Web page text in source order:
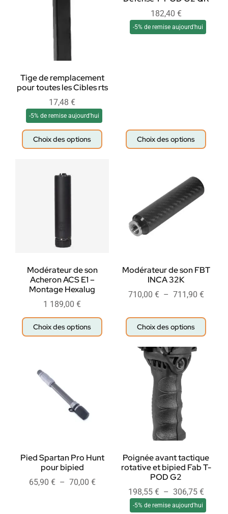
Tige de remplacement
pour toutes les Cibles rts
17,48 €
-5% de remise aujourd'hui
Choix des options
182,40 €
-5% de remise aujourd'hui
Choix des options
Modérateur de son
Acheron ACS E1 –
Montage Hexalug
1 189,00 €
Choix des options
Modérateur de son FBT
INCA 32K
710,00 € – 711,90 €
Choix des options
Pied Spartan Pro Hunt
pour bipied
65,90 € – 70,00 €
Poignée avant tactique
rotative et bipied Fab T-
POD G2
198,55 € – 306,75 €
-5% de remise aujourd'hui